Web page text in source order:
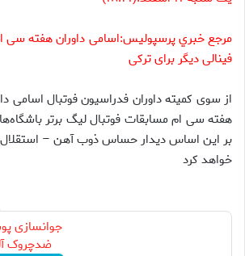
مرجع خبري پرسپوليس:اسامی داوران هفته سی
فینالی دیگر برای ترکی
از سوی کمیته داوران فدراسیون فوتبال اسامی
هفته سی ام مسابقات فوتبال لیگ برتر
بر این اساس دیدار حساس ذوب آهن –
خواهد کرد
جوانسازی
ضدچروک